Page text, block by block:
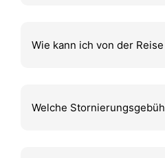
Wie kann ich von der
Welche